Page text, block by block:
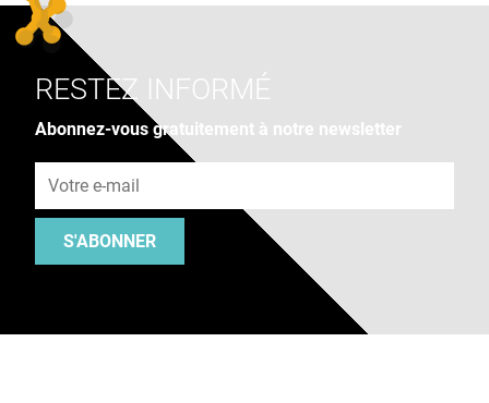
RESTEZ INFORMÉ
Abonnez-vous gratuitement à notre newsletter
S'ABONNER